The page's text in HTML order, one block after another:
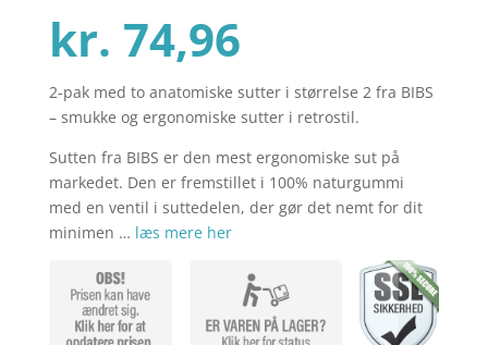
pris
var:
kr. 99,95.
kr. 74,96Den
aktuelle
pris
er:
2-pak med to anatomiske sutter i størrelse 2 fra BIBS
– smukke og ergonomiske sutter i retrostil.
Sutten fra BIBS er den mest ergonomiske sut på
markedet. Den er fremstillet i 100% naturgummi
med en ventil i suttedelen, der gør det nemt for dit
minimen … læs mere her